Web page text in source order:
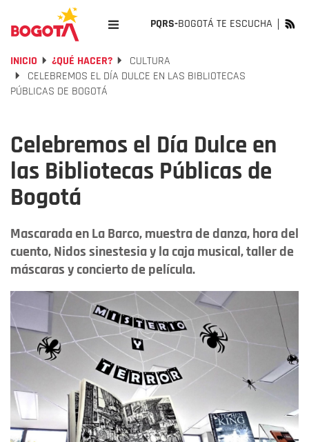
PQRS-BOGOTÁ TE ESCUCHA
INICIO ¿QUÉ HACER?
CULTURA
CELEBREMOS EL DÍA DULCE EN LAS BIBLIOTECAS
PÚBLICAS DE BOGOTÁ
Celebremos el Día Dulce en
las Bibliotecas Públicas de
Bogotá
Mascarada en La Barco, muestra de danza, hora del
cuento, Nidos sinestesia y la caja musical, taller de
máscaras y concierto de película.